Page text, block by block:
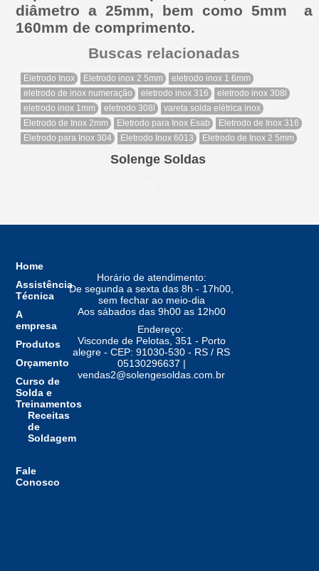
diâmetro a 25mm, bem como 5mm a
160mm de comprimento.
Buscas relacionadas
Eletrodo Inox Eletrodo inox 2 5mm
eletrodo inox 1 6mm
eletrodo de inox numeração
eletrodo inox 316
eletrodo inox 308l
eletrodo inox 1mm
eletrodo 308l
vareta solda elétrica inox
Eletrodo de Inox 2mm
Eletrodo para Inox Esab
Eletrodo de Inox 316
Eletrodo para Inox 304
Eletrodo Inox 6013 Eletrodo de Inox 2 5mm
Solenge Soldas
Home
Assistência
Técnica
A
empresa
Produtos
Orçamento
Curso de
Solda e
Treinamentos
Receitas
de
Soldagem
Fale
Conosco
Horário de atendimento:
De segunda a sexta das 8h - 17h00,
sem fechar ao meio-dia
Aos sábados das 9h00 as 12h00
Endereço:
Visconde de Pelotas, 351 - Porto
alegre - CEP: 91030-530 - RS / RS
05130296637 |
vendas2@solengesoldas.com.br